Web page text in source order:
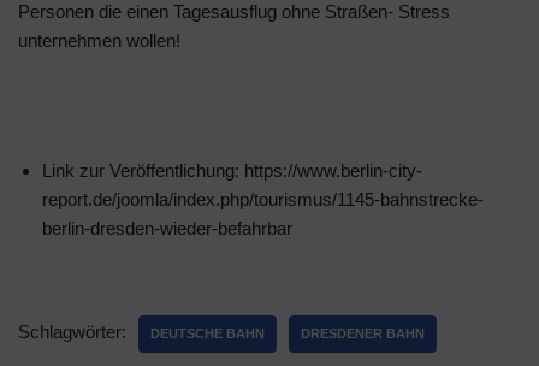
Personen die einen Tagesausflug ohne Straßen- Stress
unternehmen wollen!
Link zur Veröffentlichung: https://www.berlin-city-
report.de/joomla/index.php/tourismus/1145-bahnstrecke-
berlin-dresden-wieder-befahrbar
Schlagwörter: DEUTSCHE BAHN DRESDENER BAHN